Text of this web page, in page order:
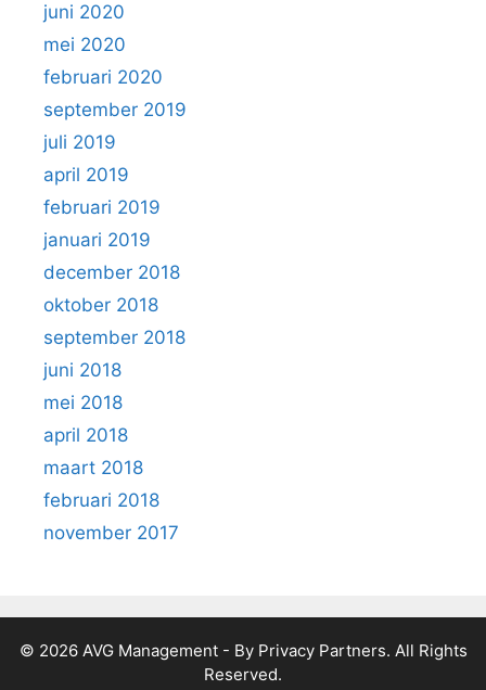
juni 2020
mei 2020
februari 2020
september 2019
juli 2019
april 2019
februari 2019
januari 2019
december 2018
oktober 2018
september 2018
juni 2018
mei 2018
april 2018
maart 2018
februari 2018
november 2017
© 2026 AVG Management - By Privacy Partners. All Rights
Reserved.